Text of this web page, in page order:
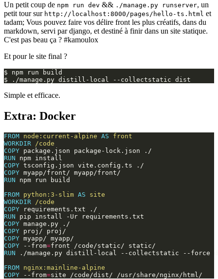
Un petit coup de npm run dev && ./manage.py runserver, un
petit tour sur http://localhost:8000/pages/hello-ts.html et
tadam; Vous pouvez faire vos délire front les plus créatifs, dans du
markdown, servi par django, et destiné à finir dans un site statique.
C'est pas beau ça ? #kamoulox
Et pour le site final ?
$ npm run
build
$
./manage.py distill-local --collectstatic
Simple et efficace.
Extra: Docker
FROM node:current-alpine AS
front
WORKDIR /code
COPY package.json package-lock.json
RUN
npm
COPY tsconfig.json vite.config.ts
COPY myapp/front/
RUN
npm run
build
FROM python:3-slim AS
site
WORKDIR /code
COPY
requirements.txt
RUN
pip install -Ur
COPY manage.py
COPY proj/
COPY myapp/
COPY
--from=front /code/static/
RUN
./manage.py distill-local --collectstatic --force
FROM nginx:mainline-alpine
COPY
--from=site /code/dist/